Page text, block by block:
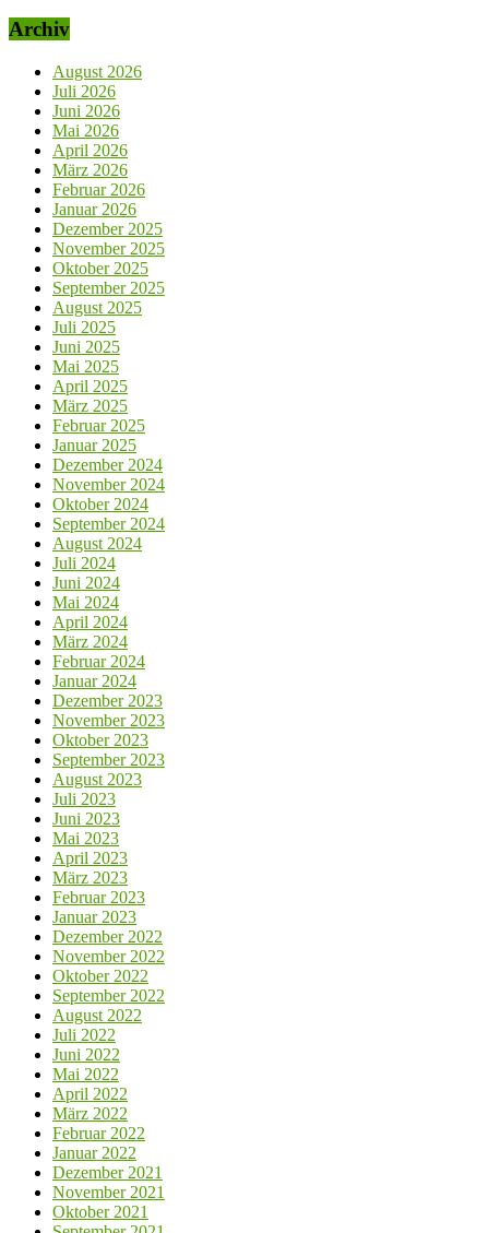
Archiv
August 2026
Juli 2026
Juni 2026
Mai 2026
April 2026
März 2026
Februar 2026
Januar 2026
Dezember 2025
November 2025
Oktober 2025
September 2025
August 2025
Juli 2025
Juni 2025
Mai 2025
April 2025
März 2025
Februar 2025
Januar 2025
Dezember 2024
November 2024
Oktober 2024
September 2024
August 2024
Juli 2024
Juni 2024
Mai 2024
April 2024
März 2024
Februar 2024
Januar 2024
Dezember 2023
November 2023
Oktober 2023
September 2023
August 2023
Juli 2023
Juni 2023
Mai 2023
April 2023
März 2023
Februar 2023
Januar 2023
Dezember 2022
November 2022
Oktober 2022
September 2022
August 2022
Juli 2022
Juni 2022
Mai 2022
April 2022
März 2022
Februar 2022
Januar 2022
Dezember 2021
November 2021
Oktober 2021